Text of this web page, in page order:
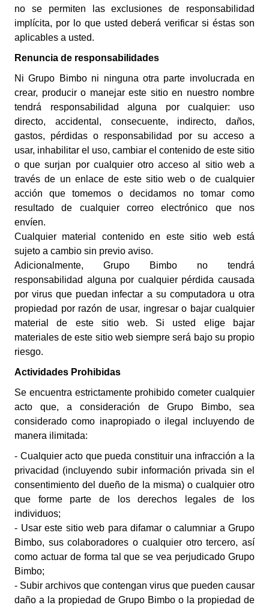
no se permiten las exclusiones de responsabilidad
implícita, por lo que usted deberá verificar si éstas son
aplicables a usted.
Renuncia de responsabilidades
Ni Grupo Bimbo ni ninguna otra parte involucrada en
crear, producir o manejar este sitio en nuestro nombre
tendrá responsabilidad alguna por cualquier: uso
directo, accidental, consecuente, indirecto, daños,
gastos, pérdidas o responsabilidad por su acceso a
usar, inhabilitar el uso, cambiar el contenido de este sitio
o que surjan por cualquier otro acceso al sitio web a
través de un enlace de este sitio web o de cualquier
acción que tomemos o decidamos no tomar como
resultado de cualquier correo electrónico que nos
envíen.
Cualquier material contenido en este sitio web está
sujeto a cambio sin previo aviso.
Adicionalmente, Grupo Bimbo no tendrá
responsabilidad alguna por cualquier pérdida causada
por virus que puedan infectar a su computadora u otra
propiedad por razón de usar, ingresar o bajar cualquier
material de este sitio web. Si usted elige bajar
materiales de este sitio web siempre será bajo su propio
riesgo.
Actividades Prohibidas
Se encuentra estrictamente prohibido cometer cualquier
acto que, a consideración de Grupo Bimbo, sea
considerado como inapropiado o ilegal incluyendo de
manera ilimitada:
- Cualquier acto que pueda constituir una infracción a la
privacidad (incluyendo subir información privada sin el
consentimiento del dueño de la misma) o cualquier otro
que forme parte de los derechos legales de los
individuos;
- Usar este sitio web para difamar o calumniar a Grupo
Bimbo, sus colaboradores o cualquier otro tercero, así
como actuar de forma tal que se vea perjudicado Grupo
Bimbo;
- Subir archivos que contengan virus que pueden causar
daño a la propiedad de Grupo Bimbo o la propiedad de